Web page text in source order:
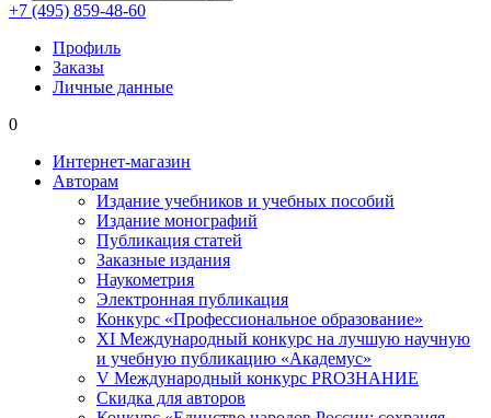
+7 (495) 859-48-60
Профиль
Заказы
Личные данные
0
Интернет-магазин
Авторам
Издание учебников и учебных пособий
Издание монографий
Публикация статей
Заказные издания
Наукометрия
Электронная публикация
Конкурс «Профессиональное образование»
XI Международный конкурс на лучшую научную
и учебную публикацию «Академус»
V Международный конкурс PROЗНАНИЕ
Скидка для авторов